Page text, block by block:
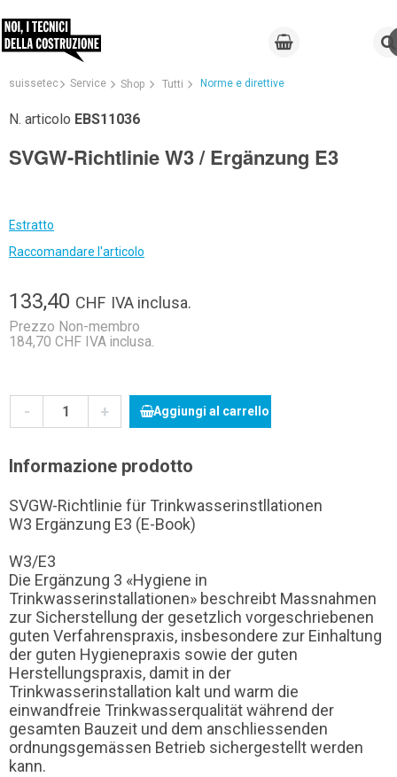
suissetec Service Shop Tutti Norme e direttive
N. articolo EBS11036
SVGW-Richtlinie W3 / Ergänzung E3
Estratto
Raccomandare l'articolo
133,40 CHF IVA inclusa.
Prezzo Non-membro
184,70 CHF IVA inclusa.
- + Aggiungi al carrello
Informazione prodotto
SVGW-Richtlinie für Trinkwasserinstllationen
W3 Ergänzung E3 (E-Book)
W3/E3
Die Ergänzung 3 «Hygiene in
Trinkwasserinstallationen» beschreibt Massnahmen
zur Sicherstellung der gesetzlich vorgeschriebenen
guten Verfahrenspraxis, insbesondere zur Einhaltung
der guten Hygienepraxis sowie der guten
Herstellungspraxis, damit in der
Trinkwasserinstallation kalt und warm die
einwandfreie Trinkwasserqualität während der
gesamten Bauzeit und dem anschliessenden
ordnungsgemässen Betrieb sichergestellt werden
kann.